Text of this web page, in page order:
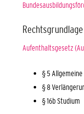
Rechtsgrundlage
Aufenthaltsgesetz
§ 5
§ 8
§ 16b Studium